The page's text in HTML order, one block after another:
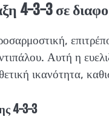
4-3-3 σε
Αυτή η
ικανότητα,
4-3-3